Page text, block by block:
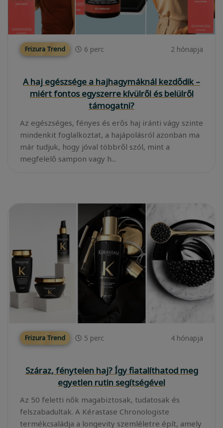
Frizura Trend 6 perc 2 hónapja
A haj egészsége a hajhagymáknál kezdődik –
miért fontos egyszerre kívülről és belülről
támogatni?
Az egészséges, fényes és erős haj iránti vágy szinte
mindenkit foglalkoztat, a hajápolásról azonban ma
már tudjuk, hogy jóval többről szól, mint a
megfelelő sampon vagy h...
Frizura Trend 5 perc 4 hónapja
Száraz, fénytelen haj? Így fiatalíthatod meg
egyetlen rutin segítségével
Az 50 feletti nők magabiztosak, tudatosak és
felszabadultak. A Kérastase Chronologiste
termékcsaládja a longevity szemléletre épít, amely